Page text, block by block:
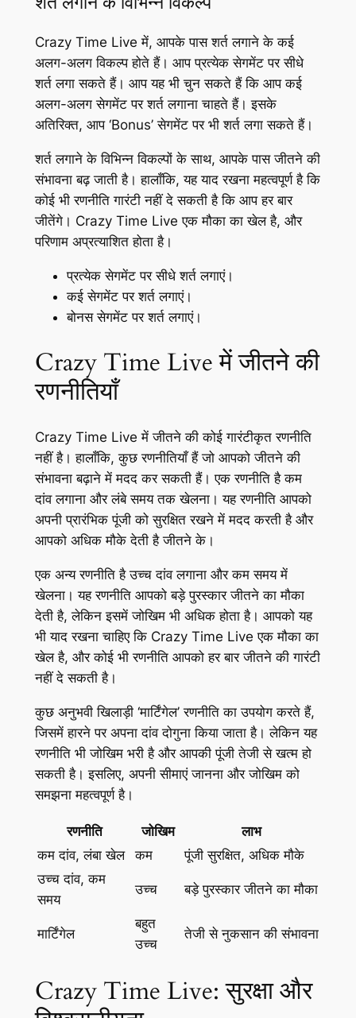
Crazy Time Live में, आपके पास शर्त लगाने के कई
अलग-अलग विकल्प होते हैं। आप प्रत्येक सेगमेंट पर सीधे
शर्त लगा सकते हैं। आप यह भी चुन सकते हैं कि आप कई
अलग-अलग सेगमेंट पर शर्त लगाना चाहते हैं। इसके
अतिरिक्त, आप ‘Bonus’ सेगमेंट पर भी शर्त लगा सकते हैं।
शर्त लगाने के विभिन्न विकल्पों के साथ, आपके पास जीतने की
संभावना बढ़ जाती है। हालाँकि, यह याद रखना महत्वपूर्ण है कि
कोई भी रणनीति गारंटी नहीं दे सकती है कि आप हर बार
जीतेंगे। Crazy Time Live एक मौका का खेल है, और
परिणाम अप्रत्याशित होता है।
प्रत्येक सेगमेंट पर सीधे शर्त लगाएं।
कई सेगमेंट पर शर्त लगाएं।
बोनस सेगमेंट पर शर्त लगाएं।
Crazy Time Live में जीतने की
रणनीतियाँ
Crazy Time Live में जीतने की कोई गारंटीकृत रणनीति
नहीं है। हालाँकि, कुछ रणनीतियाँ हैं जो आपको जीतने की
संभावना बढ़ाने में मदद कर सकती हैं। एक रणनीति है कम
दांव लगाना और लंबे समय तक खेलना। यह रणनीति आपको
अपनी प्रारंभिक पूंजी को सुरक्षित रखने में मदद करती है और
आपको अधिक मौके देती है जीतने के।
एक अन्य रणनीति है उच्च दांव लगाना और कम समय में
खेलना। यह रणनीति आपको बड़े पुरस्कार जीतने का मौका
देती है, लेकिन इसमें जोखिम भी अधिक होता है। आपको यह
भी याद रखना चाहिए कि Crazy Time Live एक मौका का
खेल है, और कोई भी रणनीति आपको हर बार जीतने की गारंटी
नहीं दे सकती है।
कुछ अनुभवी खिलाड़ी ‘मार्टिंगेल’ रणनीति का उपयोग करते हैं,
जिसमें हारने पर अपना दांव दोगुना किया जाता है। लेकिन यह
रणनीति भी जोखिम भरी है और आपकी पूंजी तेजी से खत्म हो
सकती है। इसलिए, अपनी सीमाएं जानना और जोखिम को
समझना महत्वपूर्ण है।
रणनीति जोखिम
लाभ
कम दांव, लंबा खेल
कम
पूंजी सुरक्षित, अधिक मौके
उच्च दांव, कम
समय
उच्च बड़े पुरस्कार जीतने का मौका
मार्टिंगेल
बहुत
उच्च
तेजी से नुकसान की संभावना
Crazy Time Live: सुरक्षा और